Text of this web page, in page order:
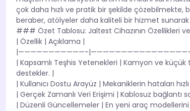
çok daha hızlı ve pratik bir şekilde
beraber, atölyeler daha kaliteli bir hizmet
### Özet Tablosu: Jaltest Cihazının Özellikleri
| Özellik | Açıklama |
|———————————-
| Kapsamlı Teşhis Yetenekleri | Kamyon ve
destekler. |
| Kullanıcı Dostu Arayüz | Mekaniklerin hataları
| Gerçek Zamanlı Veri Erişimi | Kablosuz bağlantı
| Düzenli Güncellemeler | En yeni araç